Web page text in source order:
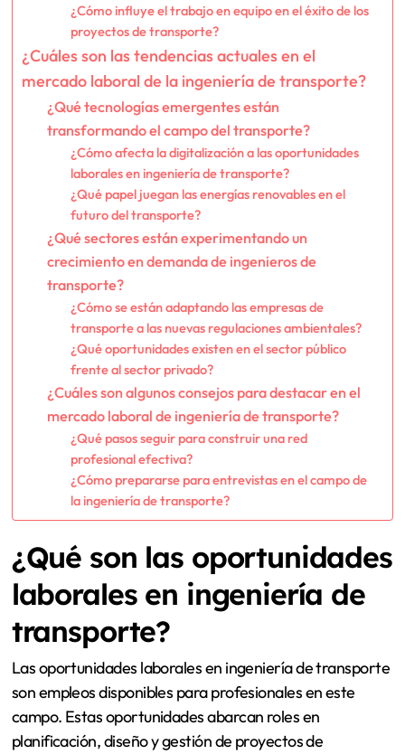
¿Cómo influye el trabajo en equipo en el éxito de los
proyectos de transporte?
¿Cuáles son las tendencias actuales en el
mercado laboral de la ingeniería de transporte?
¿Qué tecnologías emergentes están
transformando el campo del transporte?
¿Cómo afecta la digitalización a las oportunidades
laborales en ingeniería de transporte?
¿Qué papel juegan las energías renovables en el
futuro del transporte?
¿Qué sectores están experimentando un
crecimiento en demanda de ingenieros de
transporte?
¿Cómo se están adaptando las empresas de
transporte a las nuevas regulaciones ambientales?
¿Qué oportunidades existen en el sector público
frente al sector privado?
¿Cuáles son algunos consejos para destacar en el
mercado laboral de ingeniería de transporte?
¿Qué pasos seguir para construir una red
profesional efectiva?
¿Cómo prepararse para entrevistas en el campo de
la ingeniería de transporte?
¿Qué son las oportunidades
laborales en ingeniería de
transporte?
Las oportunidades laborales en ingeniería de transporte
son empleos disponibles para profesionales en este
campo. Estas oportunidades abarcan roles en
planificación, diseño y gestión de proyectos de